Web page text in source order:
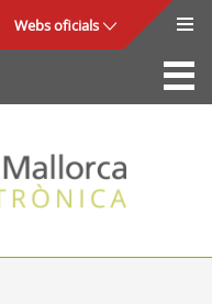
Webs oficials
La Seu
Consell de Mallorca
Accés i seguretat
Utilitats